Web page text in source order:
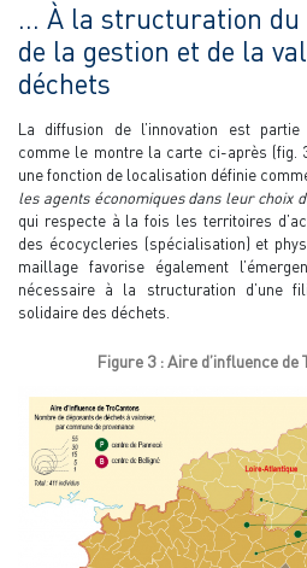
… À la structuration du
de la gestion et de la
déchets
La diffusion de l’innovation est
comme le montre la carte ci-après (fig.
une fonction de localisation définie
les agents économiques dans leur choix
qui respecte à la fois les territoires
des écocycleries (spécialisation) et
maillage favorise également
nécessaire à la structuration d’une
solidaire des déchets.
Figure 3 : Aire d’influence de